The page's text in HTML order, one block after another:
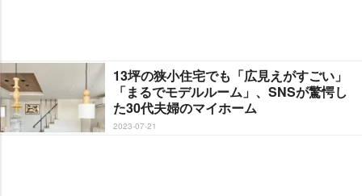
13坪の狭小住宅でも「広見えがすごい」
「まるでモデルルーム」、SNSが驚愕し
た30代夫婦のマイホーム
2023-07-21